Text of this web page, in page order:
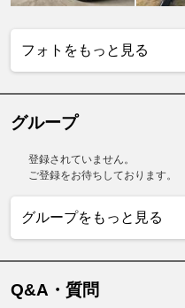
フォトをもっと見る
グループ
登録されていません。
ご登録をお待ちしております。
グループをもっと見る
Q&A・質問